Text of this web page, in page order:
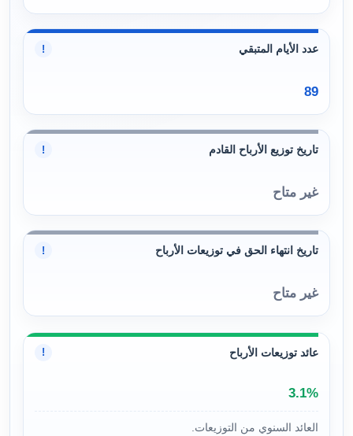
عدد الأيام المتبقي !
89
تاريخ توزيع الأرباح القادم !
غير متاح
تاريخ انتهاء الحق في توزيعات الأرباح !
غير متاح
عائد توزيعات الأرباح !
3.1%
العائد السنوي من التوزيعات.